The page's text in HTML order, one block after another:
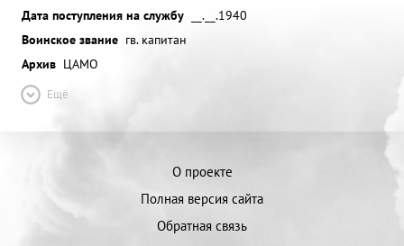
Дата поступления на службу
__.__.1940
Воинское звание гв. капитан
Архив ЦАМО
Ещё
О проекте
Полная версия сайта
Обратная связь